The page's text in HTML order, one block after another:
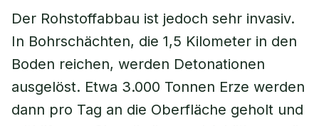
Der Rohstoffabbau ist jedoch sehr invasiv.
In Bohrschächten, die 1,5 Kilometer in den
Boden reichen, werden Detonationen
ausgelöst. Etwa 3.000 Tonnen Erze werden
dann pro Tag an die Oberfläche geholt und